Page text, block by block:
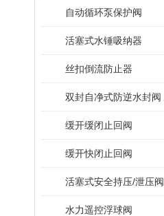
自动循环泵保护阀
活塞式水锤吸纳器
丝扣倒流防止器
双封自净式防逆水封阀
缓开缓闭止回阀
缓开快闭止回阀
活塞式安全持压/泄压阀
水力遥控浮球阀